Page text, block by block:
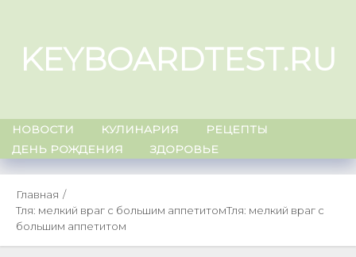
content
KEYBOARDTEST.RU
НОВОСТИ КУЛИНАРИЯ
РЕЦЕПТЫ
ДЕНЬ РОЖДЕНИЯ
ЗДОРОВЬЕ
Главная
Тля: мелкий враг с большим аппетитомТля: мелкий враг с
большим аппетитом